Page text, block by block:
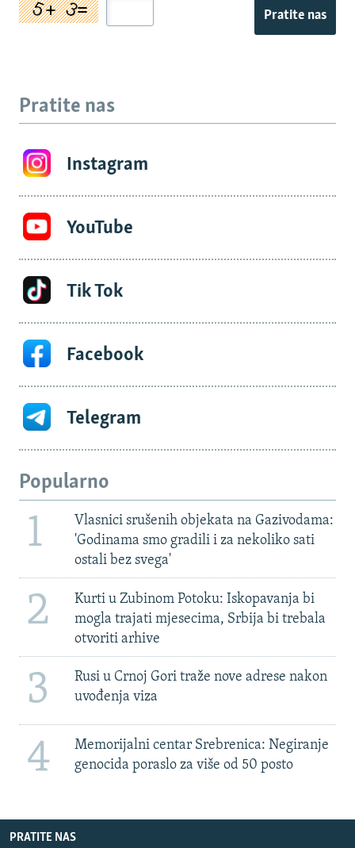
Pratite nas
Pratite nas
Instagram
YouTube
Tik Tok
Facebook
Telegram
Popularno
1
Vlasnici srušenih objekata na Gazivodama:
'Godinama smo gradili i za nekoliko sati
ostali bez svega'
2
Kurti u Zubinom Potoku: Iskopavanja bi
mogla trajati mjesecima, Srbija bi trebala
otvoriti arhive
3
Rusi u Crnoj Gori traže nove adrese nakon
uvođenja viza
4
Memorijalni centar Srebrenica: Negiranje
genocida poraslo za više od 50 posto
PRATITE NAS